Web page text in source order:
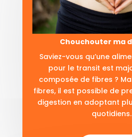
Chouchouter ma
Saviez-vous qu’une
pour le transit est
composée de fibres ?
fibres, il est possible de
digestion en adoptant
quotidiens.